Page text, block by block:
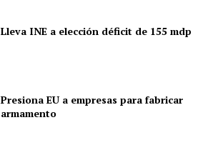
Lleva INE a elección déficit de 155 mdp
Presiona EU a empresas para fabricar
armamento